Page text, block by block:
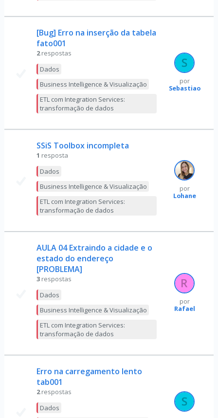
[Bug] Erro na inserção da tabela
fato001
2 respostas
Dados
Business Intelligence & Visualização
ETL com Integration Services:
transformação de dados
por
Sebastiao
SSiS Toolbox incompleta
1 resposta
Dados
Business Intelligence & Visualização
ETL com Integration Services:
transformação de dados
por
Lohane
AULA 04 Extraindo a cidade e o
estado do endereço
[PROBLEMA]
3 respostas
Dados
Business Intelligence & Visualização
ETL com Integration Services:
transformação de dados
por
Rafael
Erro na carregamento lento
tab001
2 respostas
Dados